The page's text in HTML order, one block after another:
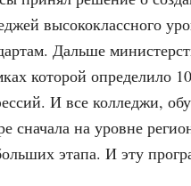
высококлассного
Дальше
которой определило
И все колледжи,
сначала на уровне
этапа. И эту